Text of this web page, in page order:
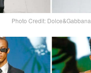
Photo Credit: Dolce&Gabbana